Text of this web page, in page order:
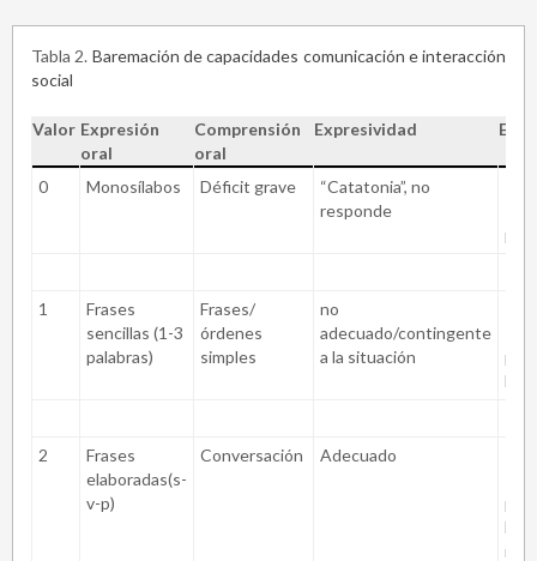
Tabla 2 Baremación de capacidades comunicación e interacción
social
Valor Expresión
oral
Comprensión
oral
Expresividad
0 Monosílabos Déficit grave
“Catatonia”, no
responde
1
Frases
sencillas (1-3
palabras)
Frases/
órdenes
simples
no
adecuado/contingente
a la situación
los
2
Frases
elaboradas(s-
v-p)
Conversación Adecuado
los